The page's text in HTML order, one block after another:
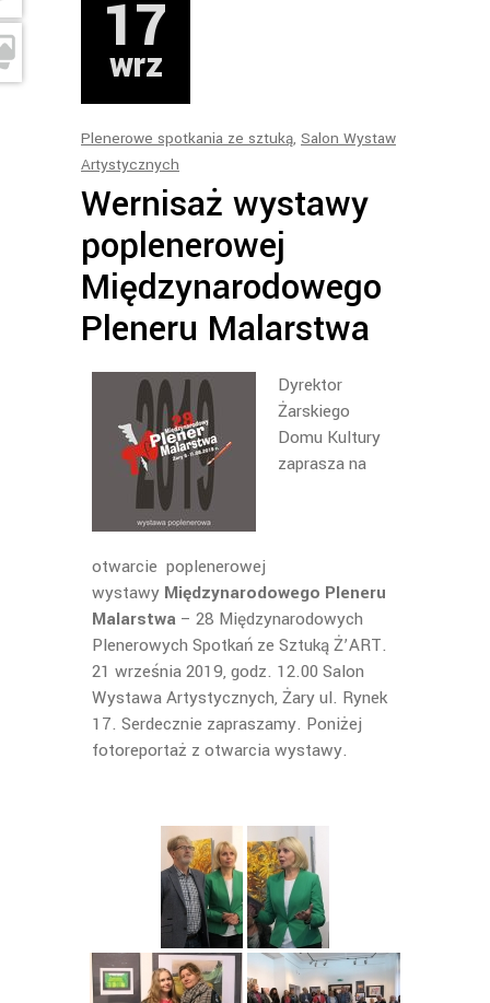
17
wrz
Plenerowe spotkania ze sztuką, Salon Wystaw
Artystycznych
Wernisaż wystawy
poplenerowej
Międzynarodowego
Pleneru Malarstwa
Dyrektor
Żarskiego
Domu Kultury
zaprasza na
otwarcie poplenerowej
wystawy Międzynarodowego Pleneru
Malarstwa – 28 Międzynarodowych
Plenerowych Spotkań ze Sztuką Ż’ART.
21 września 2019, godz. 12.00 Salon
Wystawa Artystycznych, Żary ul. Rynek
17. Serdecznie zapraszamy. Poniżej
fotoreportaż z otwarcia wystawy.